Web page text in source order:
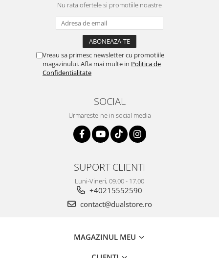
Nu rata ofertele si promotiile noastre
Vreau sa primesc newsletter cu promotiile
magazinului. Afla mai multe in Politica de
Confidentialitate
SOCIAL
Urmareste-ne in social media
SUPORT CLIENTI
Luni-Vineri, 09.00 - 17.00
+40215552590
contact@dualstore.ro
MAGAZINUL MEU